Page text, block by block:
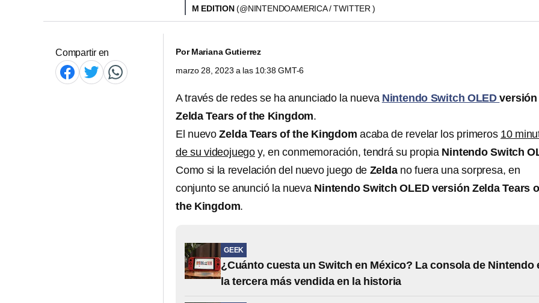
M EDITION(@NINTENDOAMERICA / TWITTER )
Compartir en PorMariana Gutierrez
marzo 28, 2023 a las 10:38 GMT-6
A través de redes se ha anunciado la nueva Nintendo Switch OLEDversión
Zelda Tears of the Kingdom.
El nuevo Zelda Tears of the Kingdom acaba de revelar los primeros 10
de su videojuego y, en conmemoración, tendrá su propia Nintendo Switch
Como si la revelación del nuevo juego de Zeldano fuera una sorpresa, en
conjunto se anunció la nueva Nintendo Switch OLED versión Zelda Tears
the Kingdom.
GEEK
¿Cuánto cuesta un Switch en México? La consola de Nintendo
la tercera más vendida en la historia